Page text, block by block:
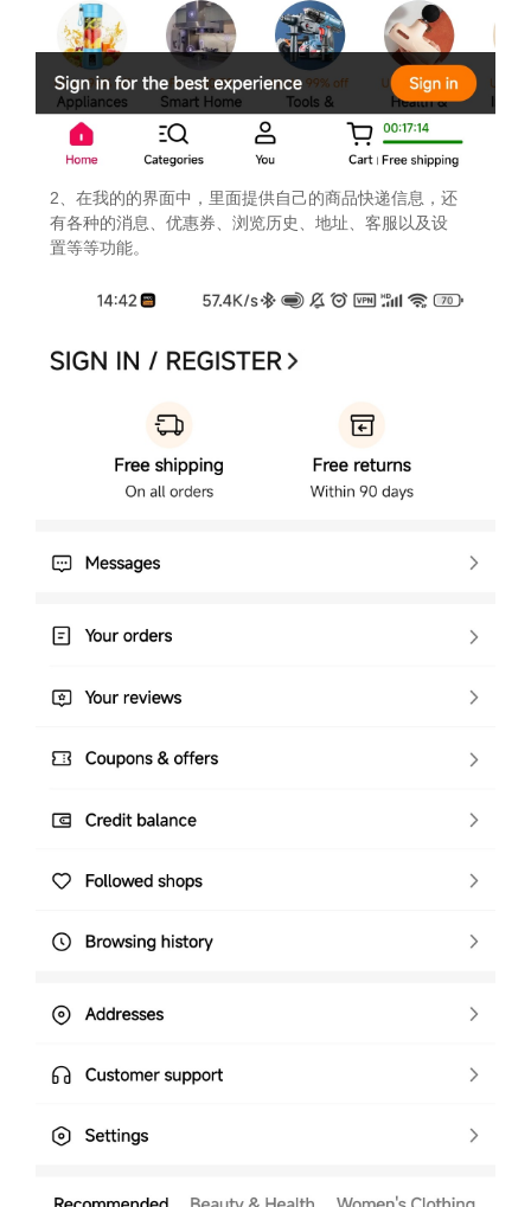
2、在我的的界面中，里面提供自己的商品快递信息，还
有各种的消息、优惠券、浏览历史、地址、客服以及设
置等等功能。